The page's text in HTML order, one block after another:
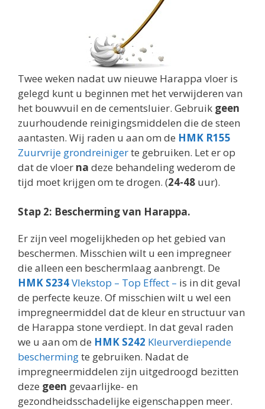
Twee weken nadat uw nieuwe Harappa vloer is
gelegd kunt u beginnen met het verwijderen van
het bouwvuil en de cementsluier. Gebruik geen
zuurhoudende reinigingsmiddelen die de steen
aantasten. Wij raden u aan om de HMK R155
Zuurvrije grondreinigerte gebruiken. Let er op
dat de vloer na deze behandeling wederom de
tijd moet krijgen om te drogen. (24-48 uur).
Stap 2: Bescherming van Harappa.
Er zijn veel mogelijkheden op het gebied van
beschermen. Misschien wilt u een impregneer
die alleen een beschermlaag aanbrengt. De
HMK S234Vlekstop – Top Effect – is in dit geval
de perfecte keuze. Of misschien wilt u wel een
impregneermiddel dat de kleur en structuur van
de Harappa stone verdiept. In dat geval raden
we u aan om de HMK S242 Kleurverdiepende
beschermingte gebruiken. Nadat de
impregneermiddelen zijn uitgedroogd bezitten
deze geen gevaarlijke- en
gezondheidsschadelijke eigenschappen meer.